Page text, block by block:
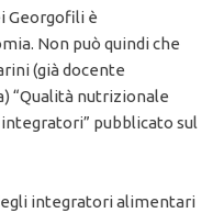
Georgofili è
Non può quindi che
(già docente
“Qualità nutrizionale
pubblicato sul
integratori alimentari